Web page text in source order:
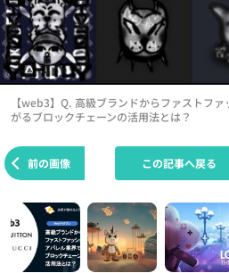
【web3】Q. 高級ブランドからファストフ
がるブロックチェーンの活用法とは？
前の画像 この記事へ戻る